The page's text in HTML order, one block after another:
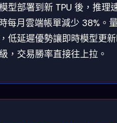
型部署到新 TPU 後，推理
每月雲端帳單減少 38%。
低延遲優勢讓即時模型更
，交易勝率直接往上拉。